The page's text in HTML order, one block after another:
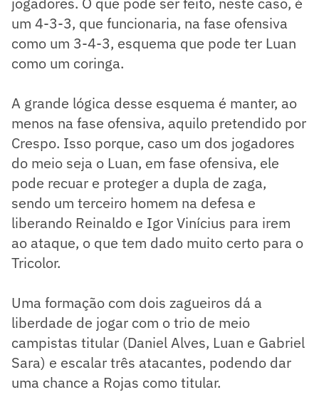
um 4-3-3, que funcionaria, na fase ofensiva
como um 3-4-3, esquema que pode ter Luan
como um coringa.
A grande lógica desse esquema é manter, ao
menos na fase ofensiva, aquilo pretendido por
Crespo. Isso porque, caso um dos jogadores
do meio seja o Luan, em fase ofensiva, ele
pode recuar e proteger a dupla de zaga,
sendo um terceiro homem na defesa e
liberando Reinaldo e Igor Vinícius para irem
ao ataque, o que tem dado muito certo para o
Tricolor.
Uma formação com dois zagueiros dá a
liberdade de jogar com o trio de meio
campistas titular (Daniel Alves, Luan e Gabriel
Sara) e escalar três atacantes, podendo dar
uma chance a Rojas como titular.